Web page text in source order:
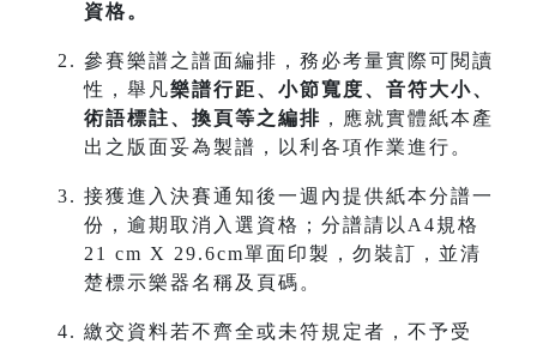
資格。
參賽樂譜之譜面編排，務必考量實際可閱讀
性，舉凡樂譜行距、小節寬度、音符大小、
術語標註、換頁等之編排 ，應就實體紙本產
出之版面妥為製譜，以利各項作業進行。
接獲進入決賽通知後一週內提供紙本分譜一
份，逾期取消入選資格；分譜請以A4規格
21 cm X 29.6cm單面印製，勿裝訂，並清
楚標示樂器名稱及頁碼。
繳交資料若不齊全或未符規定者，不予受